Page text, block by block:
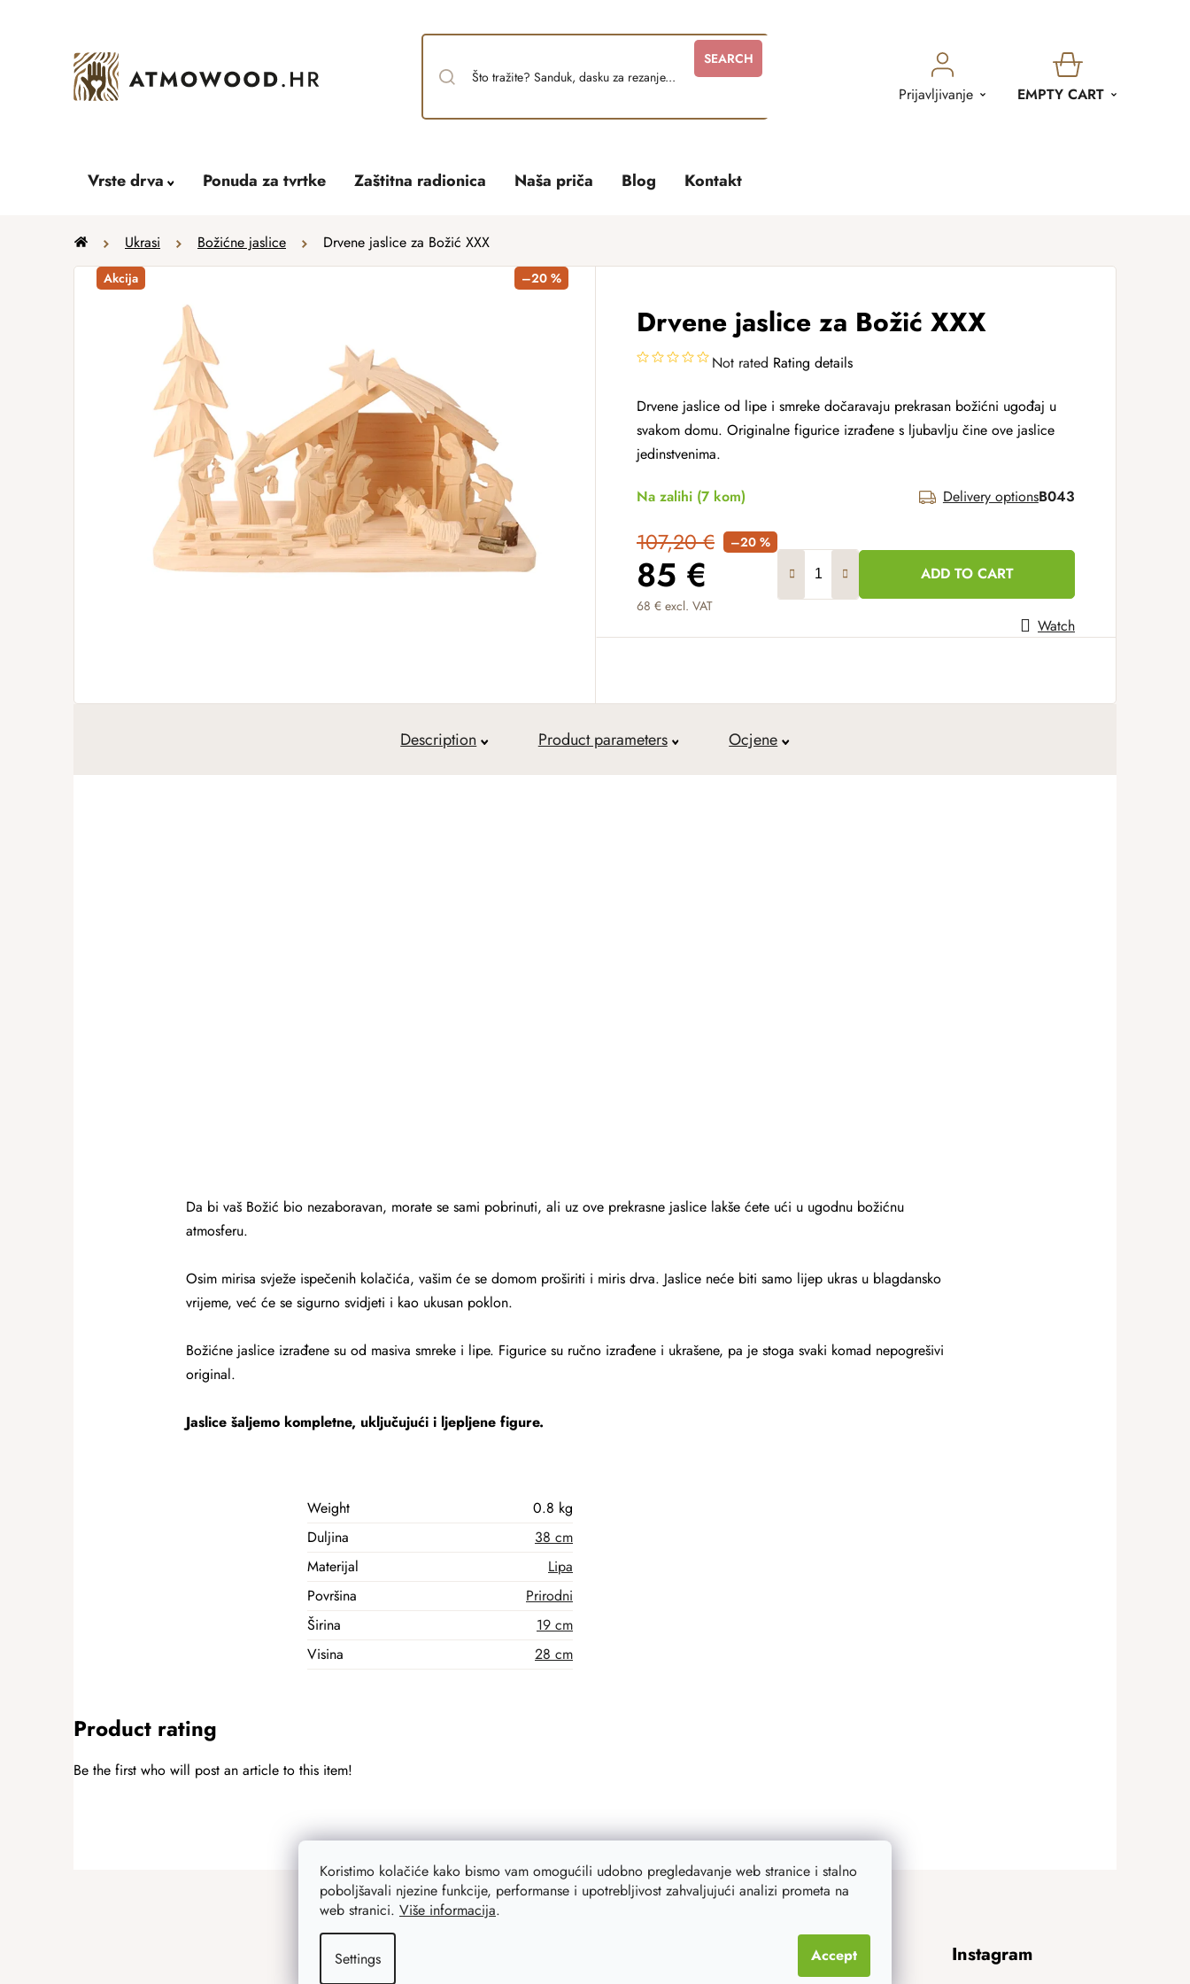
Koristimo kolačiće kako bismo vam omogućili udobno pregledavanje web stranice i stalno
poboljšavali njezine funkcije, performanse i upotrebljivost zahvaljujući analizi prometa na
web stranici. Više informacija.
Settings Accept
SEARCH
Prijavljivanje
SHOPPING
EMPTY CART
Vrste drva Ponuda za tvrtke Zaštitna radionica Naša priča Blog Kontakt
Home Ukrasi Božićne jaslice Drvene jaslice za Božić XXX
Drvene jaslice za Božić XXX
Not rated Rating details
Drvene jaslice od lipe i smreke dočaravaju prekrasan božićni ugođaj u
svakom domu. Originalne figurice izrađene s ljubavlju čine ove jaslice
jedinstvenima.
Na zalihi (7 kom) Delivery optionsB043
107,20 € –20 %
85 €
68 € excl. VAT
Measure price:
ADD TO CART
Watch
Akcija –20 %
Description Product parameters Ocjene
Da bi vaš Božić bio nezaboravan, morate se sami pobrinuti, ali uz ove prekrasne jaslice lakše ćete ući u ugodnu božićnu
atmosferu.
Osim mirisa svježe ispečenih kolačića, vašim će se domom proširiti i miris drva. Jaslice neće biti samo lijep ukras u blagdansko
vrijeme, već će se sigurno svidjeti i kao ukusan poklon.
Božićne jaslice izrađene su od masiva smreke i lipe. Figurice su ručno izrađene i ukrašene, pa je stoga svaki komad nepogrešivi
original.
Jaslice šaljemo kompletne, uključujući i ljepljene figure.
Weight
0.8 kg
Duljina
38 cm
Materijal
Lipa
Površina
Prirodni
Širina
19 cm
Visina
28 cm
Product rating
Be the first who will post an article to this item!
Instagram